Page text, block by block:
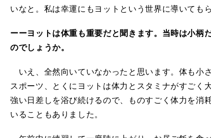
いなと。私は幸運にもヨットという世界に導いても
ーーヨットは体重も重要だと聞きます。当時は小柄
のでしょうか。
いえ、全然向いていなかったと思います。体も小
スポーツ、とくにヨットは体力とスタミナがすごく
強い日差しを浴び続けるので、ものすごく体力を消
いることもありました。